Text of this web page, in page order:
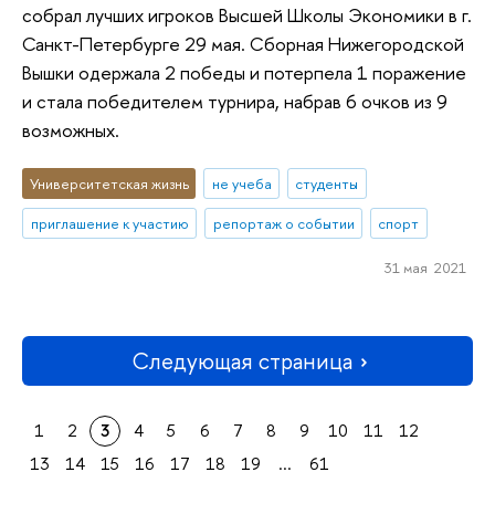
собрал лучших игроков Высшей Школы Экономики в г.
Санкт-Петербурге 29 мая. Сборная Нижегородской
Вышки одержала 2 победы и потерпела 1 поражение
и стала победителем турнира, набрав 6 очков из 9
возможных.
Университетская жизнь не учеба
студенты
приглашение к участию
репортаж о событии спорт
31 мая 2021
Следующая страница
1 2 3 4 5 6 7 8 9 10 11
12
13
14 15 16 17 18 19 ... 61